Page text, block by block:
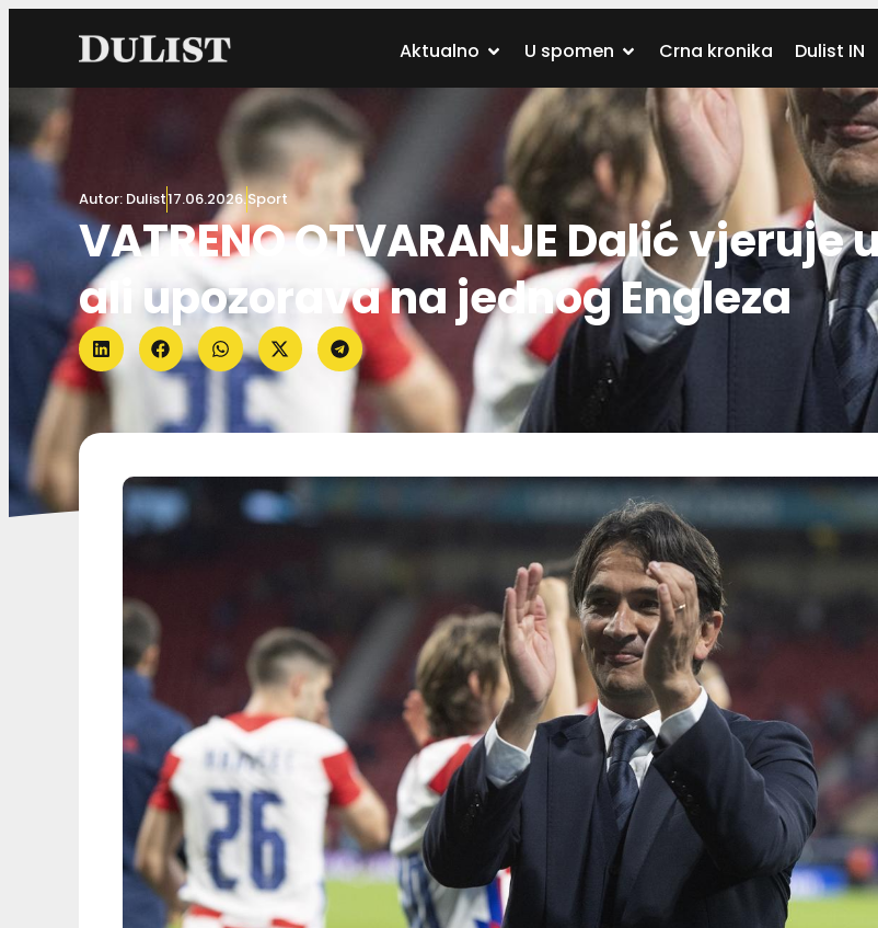
Aktualno U spomen Crna kronika Dulist IN
Autor: Dulist17.06.2026.Sport
VATRENO OTVARANJE Dalić
ali upozorava na jednog Engleza